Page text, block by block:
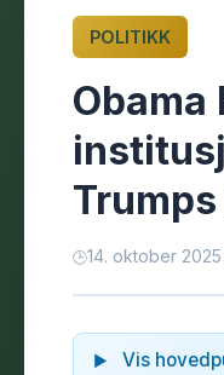
POLITIKK
14. oktober
Vis